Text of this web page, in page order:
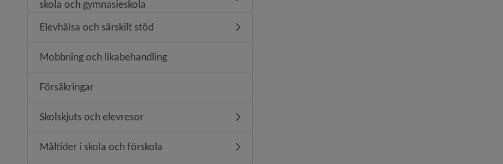
skola och gymnasieskola
Elevhälsa och särskilt stöd Undermeny för Elevhälsa och särskilt stöd
Mobbning och likabehandling
Försäkringar
Skolskjuts och elevresor Undermeny för Skolskjuts och elevresor
Måltider i skola och förskola Undermeny för Måltider i skola och förskola